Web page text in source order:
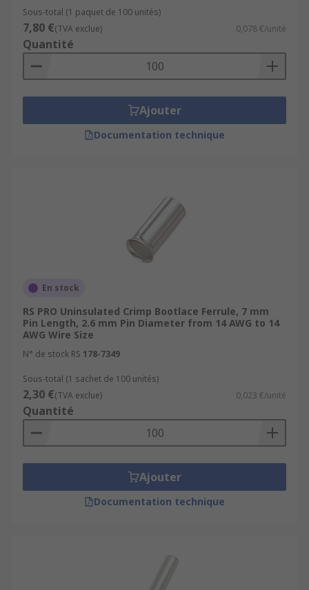
Sous-total (1 paquet de 100 unités)
7,80 €(TVA exclue) 0,078 €/unité
Quantité
Ajouter
Documentation technique
En stock
RS PRO Uninsulated Crimp Bootlace Ferrule, 7 mm
Pin Length, 2.6 mm Pin Diameter from 14 AWG to 14
AWG Wire Size
N° de stock RS 178-7349
Sous-total (1 sachet de 100 unités)
2,30 €(TVA exclue) 0,023 €/unité
Quantité
Ajouter
Documentation technique